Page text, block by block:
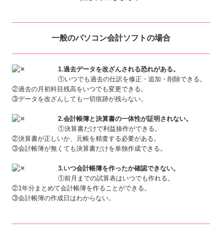
一般のパソコン会計ソフトの場合
1.過去データを改ざんされる恐れがある。
①いつでも過去の仕訳を修正・追加・削除できる。
②過去の月初科目残高をいつでも変更できる。
③データを改ざんしても一切痕跡が残らない。
2.会計帳簿と決算書の一体性が証明されない。
①決算書だけで利益操作ができる。
②決算書が正しいか、元帳を精査する必要がある。
③会計帳簿が無くても決算書だけを単独作成できる。
3.いつ会計帳簿を作ったか確認できない。
①前月までの試算表はいつでも作れる。
②1年分まとめて会計帳簿を作ることができる。
③会計帳簿の作成日はわからない。